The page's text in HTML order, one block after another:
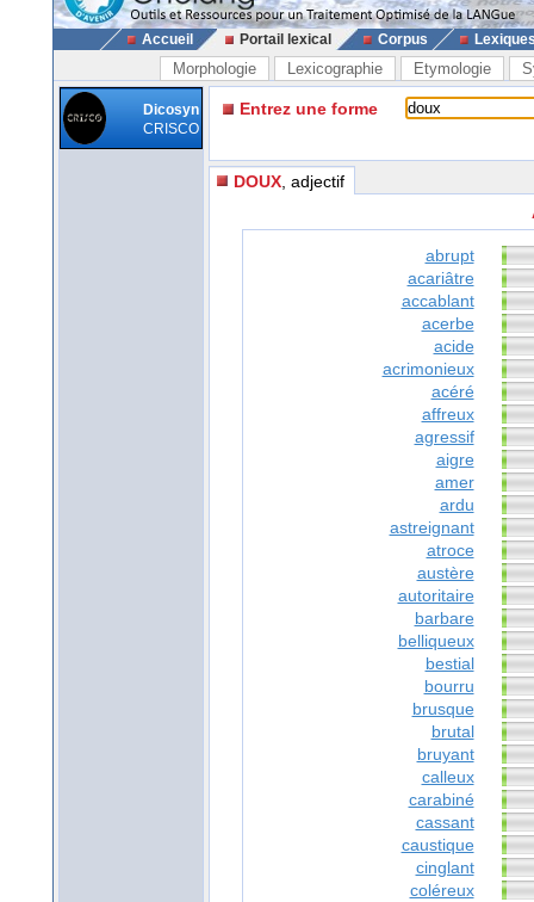
Accueil Portail lexical Corpus
Morphologie Lexicographie Etymologie
Dicosyn
CRISCO
Entrez une forme
DOUX , adjectif
abrupt
acariâtre
accablant
acerbe
acide
acrimonieux
acéré
affreux
agressif
aigre
amer
ardu
astreignant
atroce
austère
autoritaire
barbare
belliqueux
bestial
bourru
brusque
brutal
bruyant
calleux
carabiné
cassant
caustique
cinglant
coléreux